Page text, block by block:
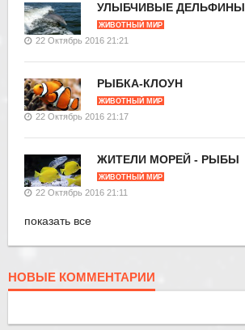
УЛЫБЧИВЫЕ ДЕЛЬФИНЫ
ЖИВОТНЫЙ МИР
22 Октябрь 2016 21:21
РЫБКА-КЛОУН
ЖИВОТНЫЙ МИР
22 Октябрь 2016 21:17
ЖИТЕЛИ МОРЕЙ - РЫБЫ
ЖИВОТНЫЙ МИР
22 Октябрь 2016 21:11
показать все
НОВЫЕ КОММЕНТАРИИ